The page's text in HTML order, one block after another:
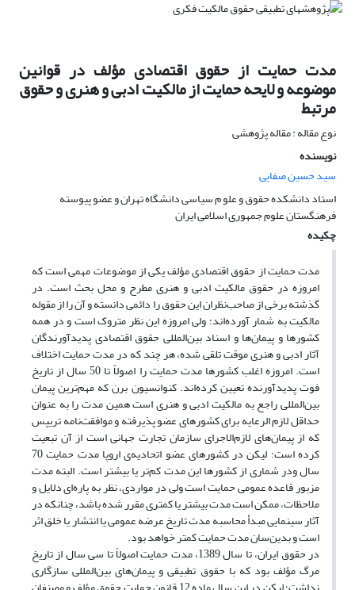
مدت حمایت از حقوق اقتصادی مؤلف در قوانین
موضوعه و لایحه حمایت از مالکیت ادبی و هنری و حقوق
مرتبط
نوع مقاله : مقاله پژوهشی
نویسنده
سید حسین صفایی
استاد دانشکده حقوق و علو م سیاسی دانشگاه تهران و عضو پیوسته
فرهنگستان علوم جمهوری اسلامی ایران
چکیده
مدت حمایت از حقوق اقتصادی مؤلف یکی از موضوعات مهمی است که
امروزه در حقوق مالکیت ادبی و هنری مطرح و محل بحث است. در
گذشته برخی از صاحب‌نظران این حقوق را دائمی دانسته و آن را از مقوله
مالکیت به شمار آورده‌اند؛ ولی امروزه این نظر متروک است و در همه
کشورها و پیمان‌ها و اسناد بین‌المللی حقوق اقتصادی پدیدآورندگان
آثار ادبی و هنری موقت تلقی شده، هر چند که در مدت حمایت اختلاف
است. امروزه اغلب کشورها مدت حمایت را اصولاً تا 50 سال از تاریخ
فوت پدیدآورنده تعیین کرده‌اند. کنوانسیون برن که مهم‌ترین پیمان
بین‌المللی راجع به مالکیت ادبی و هنری است همین مدت را به عنوان
حداقل لازم الرعایه برای کشورهای عضو پذیرفته و موافقت‌نامه تریپس
که از پیمان‌های لازم‌الاجرای سازمان تجارت جهانی است از آن تبعیت
کرده است؛ لیکن در کشورهای عضو اتحادیه‌ی اروپا مدت حمایت 70
سال ودر شماری از کشورها این مدت کم‌تر یا بیشتر است. البته مدت
مزبور قاعده عمومی حمایت است ولی در مواردی، نظر به پاره‌ای دلایل و
ملاحظات، ممکن است مدت بیشتر یا کمتری مقرر شده باشد، چنانکه در
آثار سینمایی مبدأ محاسبه مدت تاریخ عرضه عمومی یا انتشار یا خلق اثر
است و بدین‌سان مدت حمایت کمتر خواهد بود.
در حقوق ایران، تا سال 1389، مدت حمایت اصولاً تا سی سال از تاریخ
مرگ مؤلف بود که با حقوق تطبیقی و پیمان‌های بین‌المللی سازگاری